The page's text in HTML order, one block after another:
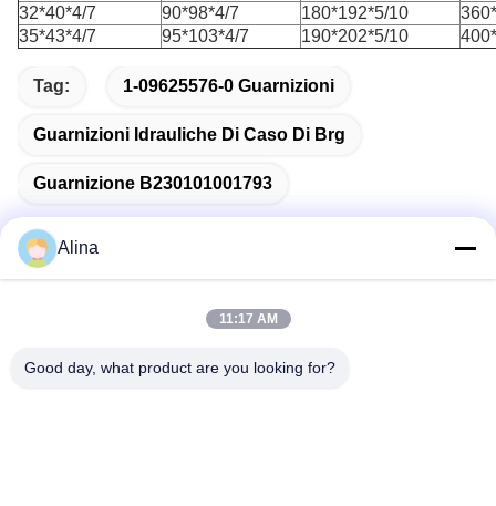
32*40*4/7
90*98*4/7 180*192*5/10
35*43*4/7
95*103*4/7 190*202*5/10
Tag: 1-09625576-0 Guarnizioni
Guarnizioni Idrauliche Di Caso Di Brg
Guarnizione B230101001793
Indirizzo
Alina
11:17 AM
Good day, what product are you looking for?